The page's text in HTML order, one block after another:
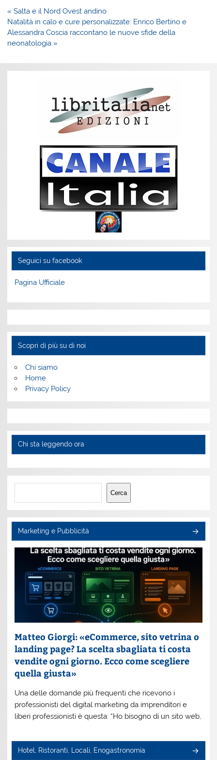
Navigazione
articoli
« Salta e il Nord Ovest andino
Natalità in calo e cure personalizzate: Enrico Bertino e
Alessandra Coscia raccontano le nuove sfide della
neonatologia »
Seguici su facebook
Pagina Ufficiale
Scopri di più su di noi
Chi siamo
Home
Privacy Policy
Chi sta leggendo ora
Cerca
Cerca
Marketing e Pubblicità
Matteo Giorgi: «eCommerce, sito vetrina o
landing page? La scelta sbagliata ti costa
vendite ogni giorno. Ecco come scegliere
quella giusta»
Una delle domande più frequenti che ricevono i
professionisti del digital marketing da imprenditori e
liberi professionisti è questa: “Ho bisogno di un sito web,
Hotel, Ristoranti, Locali, Enogastronomia